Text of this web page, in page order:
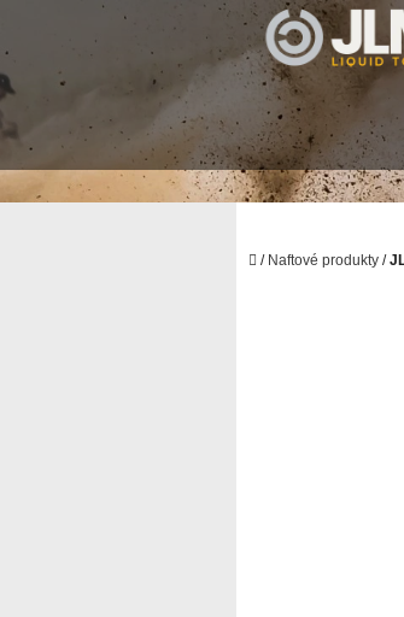
obsah
Domov
/ Naftové produkty /